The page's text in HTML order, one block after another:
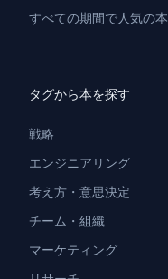
すべての期間で人気の本
タグから本を探す
戦略
エンジニアリング
考え方・意思決定
チーム・組織
マーケティング